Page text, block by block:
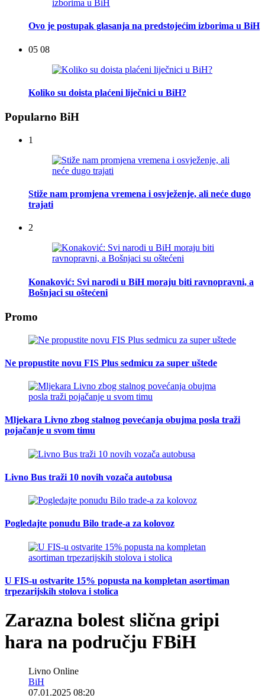
Ovo je postupak glasanja na predstojećim izborima u BiH
05 08
Koliko su doista plaćeni liječnici u BiH?
Popularno BiH
1
Stiže nam promjena vremena i osvježenje, ali neće dugo
trajati
2
Konaković: Svi narodi u BiH moraju biti ravnopravni, a
Bošnjaci su oštećeni
Promo
Ne propustite novu FIS Plus sedmicu za super uštede
Mljekara Livno zbog stalnog povećanja obujma posla traži
pojačanje u svom timu
Livno Bus traži 10 novih vozača autobusa
Pogledajte ponudu Bilo trade-a za kolovoz
U FIS-u ostvarite 15% popusta na kompletan asortiman
trpezarijskih stolova i stolica
Zarazna bolest slična gripi
hara na području FBiH
Livno Online
BiH
07.01.2025 08:20